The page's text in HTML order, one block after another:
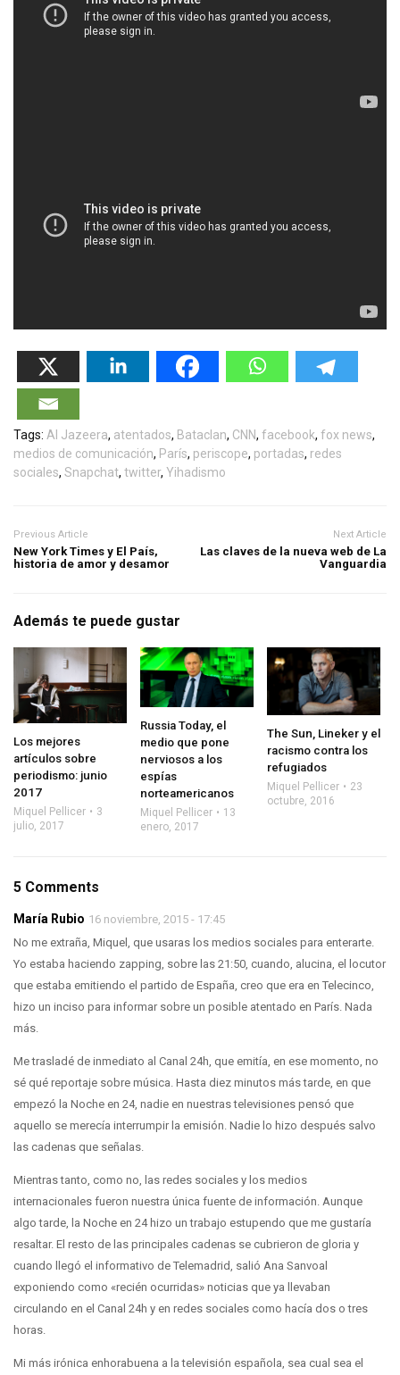
Tags: Al Jazeera, atentados, Bataclan, CNN, facebook, fox news,
medios de comunicación, París, periscope, portadas, redes
sociales, Snapchat, twitter, Yihadismo
Previous Article
New York Times y El País,
historia de amor y desamor
Next Article
Las claves de la nueva web de La
Vanguardia
Además te puede gustar
Los mejores
artículos sobre
periodismo: junio
2017
Miquel Pellicer
3
julio, 2017
Russia Today, el
medio que pone
nerviosos a los
espías
norteamericanos
Miquel Pellicer
13
enero, 2017
The Sun, Lineker y el
racismo contra los
refugiados
Miquel Pellicer
23
octubre, 2016
5 Comments
María Rubio 16 noviembre, 2015 - 17:45
No me extraña, Miquel, que usaras los medios sociales para enterarte.
Yo estaba haciendo zapping, sobre las 21:50, cuando, alucina, el locutor
que estaba emitiendo el partido de España, creo que era en Telecinco,
hizo un inciso para informar sobre un posible atentado en París. Nada
más.
Me trasladé de inmediato al Canal 24h, que emitía, en ese momento, no
sé qué reportaje sobre música. Hasta diez minutos más tarde, en que
empezó la Noche en 24, nadie en nuestras televisiones pensó que
aquello se merecía interrumpir la emisión. Nadie lo hizo después salvo
las cadenas que señalas.
Mientras tanto, como no, las redes sociales y los medios
internacionales fueron nuestra única fuente de información. Aunque
algo tarde, la Noche en 24 hizo un trabajo estupendo que me gustaría
resaltar. El resto de las principales cadenas se cubrieron de gloria y
cuando llegó el informativo de Telemadrid, salió Ana Sanvoal
exponiendo como «recién ocurridas» noticias que ya llevaban
circulando en el Canal 24h y en redes sociales como hacía dos o tres
horas.
Mi más irónica enhorabuena a la televisión española, sea cual sea el